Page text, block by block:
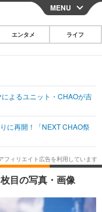
CLOSE
その他
韓国・芸能
スポーツ
ブログ
グルメ
ショッピング
MENU
エンタメ ライフ
よるユニット・CHAOが吉
に再開！「NEXT CHAO祭
目の写真・画像